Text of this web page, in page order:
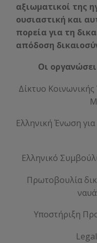
αξιωματικοί της
ουσιαστική και
πορεία για τη
απόδοση
Οι
Δίκτυο
Ελληνική Ένωση
Ελληνικό
Πρωτοβουλία
Υποστήριξη